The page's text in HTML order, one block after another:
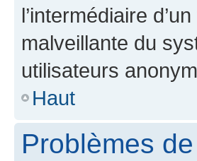
l’intermédiaire
malveillante du
utilisateurs
Haut
Problèmes